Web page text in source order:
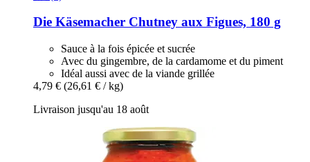
Die Käsemacher Chutney aux Figues, 180 g
Sauce à la fois épicée et sucrée
Avec du gingembre, de la cardamome et du piment
Idéal aussi avec de la viande grillée
4,79 € (26,61 € / kg)
Livraison jusqu'au 18 août